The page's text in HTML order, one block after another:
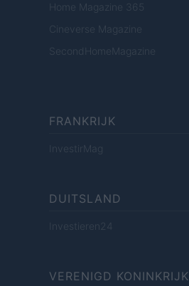
Home Magazine 365
Cineverse Magazine
SecondHomeMagazine
FRANKRIJK
InvestirMag
DUITSLAND
Investieren24
VERENIGD KONINKRIJK